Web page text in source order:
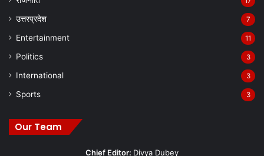
उत्तरप्रदेश 7
Entertainment 11
Politics 3
International 3
Sports 3
Our Team
Chief Editor: Divya Dubey